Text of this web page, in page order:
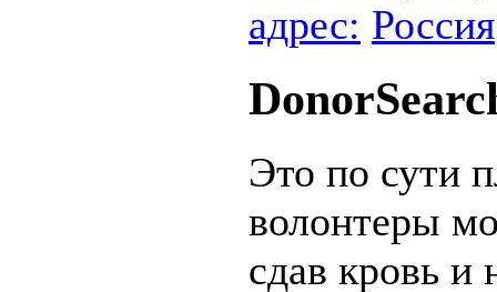
адрес: Россия
Это по сути
волонтеры
сдав кровь